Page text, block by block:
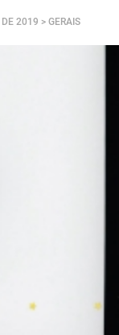
2019 > GERAIS